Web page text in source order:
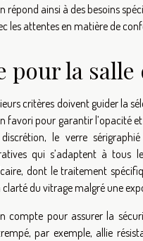
répond ainsi à des besoins
les attentes en matière de
pour la salle
critères doivent guider la
favori pour garantir l’opacité
le verre
qui s’adaptent à tous
dont le traitement
du vitrage malgré une
compte pour assurer la
par exemple, allie